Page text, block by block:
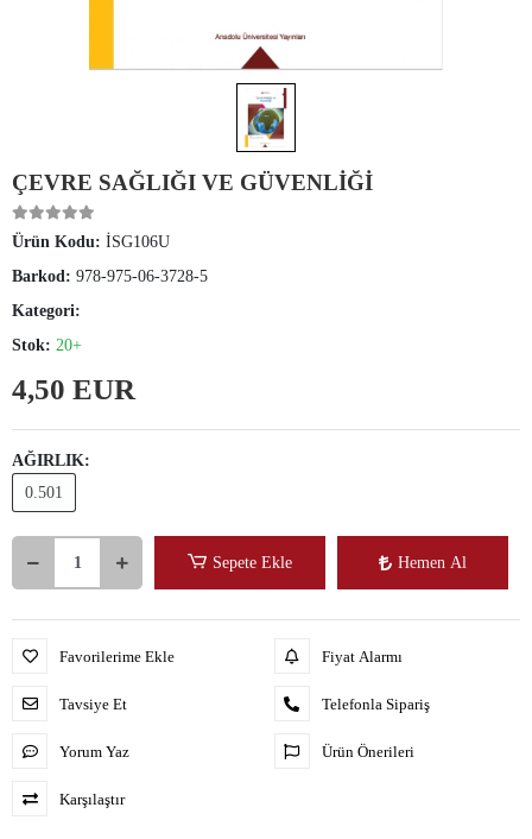
ÇEVRE SAĞLIĞI VE GÜVENLİĞİ
Ürün Kodu: İSG106U
Barkod: 978-975-06-3728-5
Kategori:
Stok: 20+
4,50 EUR
AĞIRLIK:
0.501
Sepete Ekle Hemen Al
Favorilerime Ekle
Tavsiye Et
Yorum Yaz
Karşılaştır
Fiyat Alarmı
Telefonla Sipariş
Ürün Önerileri